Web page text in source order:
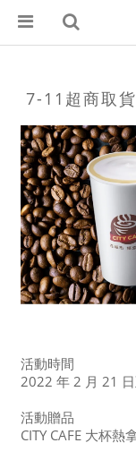
7-11超商取
活動時間
2022 年 2 月 21
活動贈品
CITY CAFE 大杯熱